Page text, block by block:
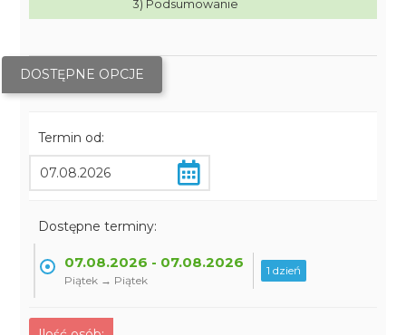
3) Podsumowanie
DOSTĘPNE OPCJE
Termin od:
Dostępne terminy:
07.08.2026 - 07.08.2026
Piątek → Piątek
1 dzień